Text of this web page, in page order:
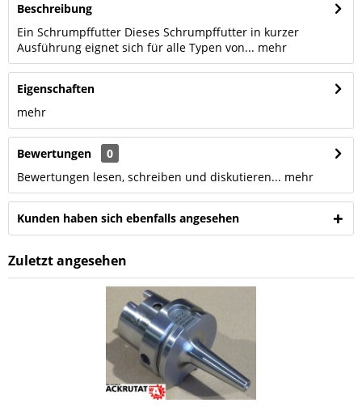
Beschreibung
Ein Schrumpffutter Dieses Schrumpffutter in kurzer
Ausführung eignet sich für alle Typen von... mehr
Eigenschaften
mehr
Bewertungen
0
Bewertungen lesen, schreiben und diskutieren... mehr
Kunden haben sich ebenfalls angesehen
Zuletzt angesehen